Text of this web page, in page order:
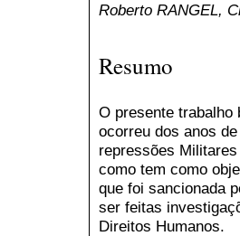
Roberto RANGEL,
Resumo
O presente trabalho
ocorreu dos anos
repressões
como tem como
que foi sancionada
ser feitas
Direitos Humanos.